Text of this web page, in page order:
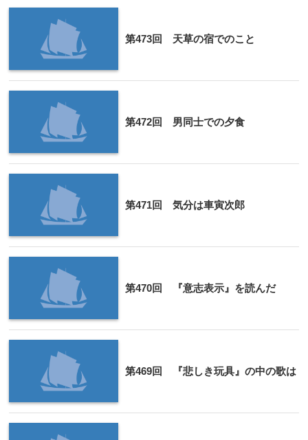
第473回 天草の宿でのこと
第472回 男同士での夕食
第471回 気分は車寅次郎
第470回 『意志表示』を読んだ
第469回 『悲しき玩具』の中の歌は